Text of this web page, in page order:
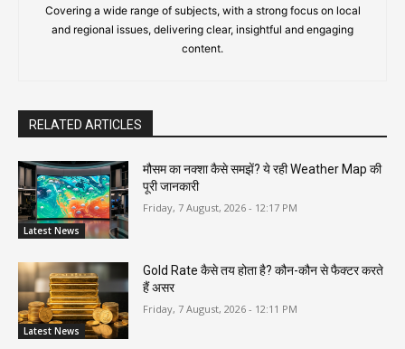
Covering a wide range of subjects, with a strong focus on local
and regional issues, delivering clear, insightful and engaging
content.
RELATED ARTICLES
Latest News
मौसम का नक्शा कैसे समझें? ये रही Weather Map की
पूरी जानकारी
Friday, 7 August, 2026 - 12:17 PM
Latest News
Gold Rate कैसे तय होता है? कौन-कौन से फैक्टर करते
हैं असर
Friday, 7 August, 2026 - 12:11 PM